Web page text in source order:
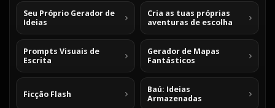
Seu Próprio Gerador de
Ideias
Cria as tuas próprias
aventuras de escolha
Prompts Visuais de
Escrita
Gerador de Mapas
Fantásticos
Ficção Flash
Baú: Ideias
Armazenadas